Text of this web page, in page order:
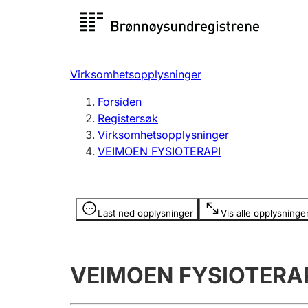
Registersøk
Registrere, endre, slette
Virksomhetsopplysninger
Forsiden
Registersøk
Virksomhetsopplysninger
VEIMOEN FYSIOTERAPI
Last ned opplysninger Vis alle
Opplysninger er skjult
VEIMOEN